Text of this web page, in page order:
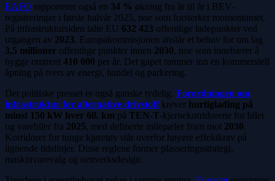
EAFO rapporterer også en 34 % økning fra år til år i BEV-
registreringer i første halvår 2025, noe som forsterker momentumet.
På infrastruktursiden talte EU 632 423 offentlige ladepunkter ved
utgangen av 2023. Europakommisjonen anslår et behov for om lag
3,5 millioner offentlige punkter innen 2030, noe som innebærer å
bygge omtrent 410 000 per år. Det gapet rammer inn en kommersiell
åpning på tvers av energi, handel og parkering.
Det politiske presset er også ganske tydelig. Forordningen om
infrastruktur for alternative drivstoffkrever hurtiglading på
minst 150 kW hver 60. km på TEN-T-kjernekorridorene for biler
og varebiler fra 2025, med definerte milepæler fram mot 2030.
Korridorer for tunge kjøretøy står overfor høyere effektkrav på
lignende tidslinjer. Disse reglene former plasseringsstrategi,
maskinvarevalg og nettverksdesign.